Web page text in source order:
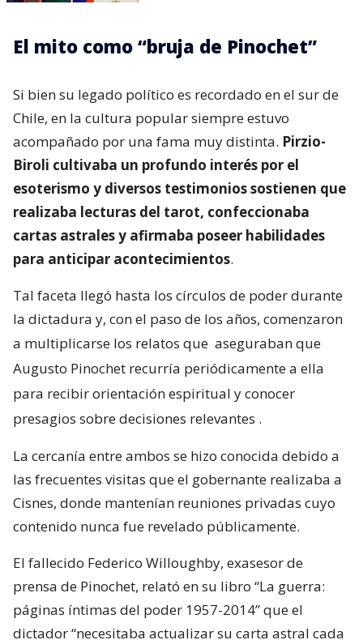
El mito como “bruja de Pinochet”
Si bien su legado político es recordado en el sur de
Chile, en la cultura popular siempre estuvo
acompañado por una fama muy distinta. Pirzio-
Biroli cultivaba un profundo interés por el
esoterismo y diversos testimonios sostienen que
realizaba lecturas del tarot, confeccionaba
cartas astrales y afirmaba poseer habilidades
para anticipar acontecimientos.
Tal faceta llegó hasta los círculos de poder durante
la dictadura y, con el paso de los años, comenzaron
a multiplicarse los relatos que aseguraban que
Augusto Pinochet recurría periódicamente a ella
para recibir orientación espiritual y conocer
presagios sobre decisiones relevantes .
La cercanía entre ambos se hizo conocida debido a
las frecuentes visitas que el gobernante realizaba a
Cisnes, donde mantenían reuniones privadas cuyo
contenido nunca fue revelado públicamente.
El fallecido Federico Willoughby, exasesor de
prensa de Pinochet, relató en su libro “La guerra:
páginas íntimas del poder 1957-2014” que el
dictador “necesitaba actualizar su carta astral cada